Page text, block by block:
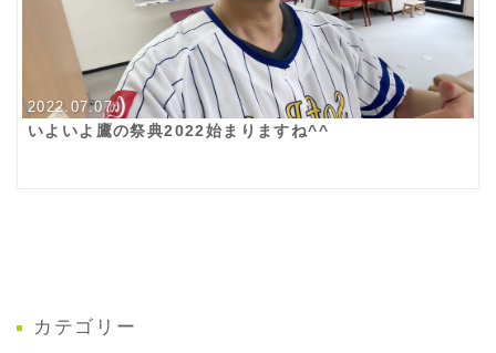
2022.07.07
いよいよ鷹の祭典2022始まりますね^^
カテゴリー